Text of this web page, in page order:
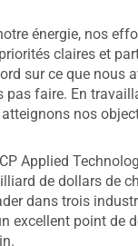
énergie, nos
claires et
sur ce que nous
pas faire. En
nos
Applied
de dollars de
dans trois
excellent point de